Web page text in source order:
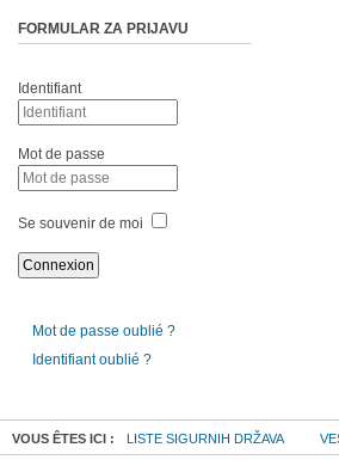
FORMULAR ZA PRIJAVU
Identifiant
Mot de passe
Se souvenir de moi
Mot de passe oublié ?
Identifiant oublié ?
VOUS ÊTES ICI : LISTE SIGURNIH DRŽAVA